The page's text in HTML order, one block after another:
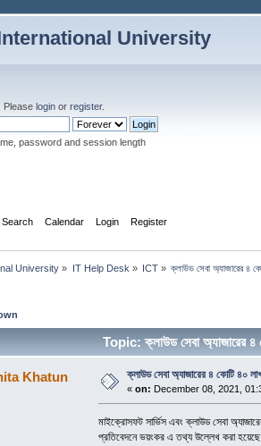
University
. Pleaselogin orregister.
password and session length
Search Calendar Login Register
University » IT Help Desk » ICT » ক্লাউড সেবা অ্যাজারের ৪
Topic: ক্লাউড সেবা অ্যাজারের ৪
Khatun ক্লাউড সেবা অ্যাজারের ৪ কোটি ৪০ লাখ
«on: December 08, 2021,
মাইক্রোসফট সার্ভিস এবং ক্লাউড সেবা
প্রতিবেদনে ভয়ংকর এ তথ্য উল্লেখ করা